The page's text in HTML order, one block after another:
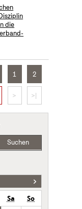
die
1 2
> >|
Suchen
Sa
So